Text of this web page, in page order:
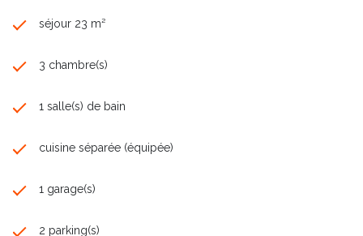
séjour 23 m²
3 chambre(s)
1 salle(s) de bain
cuisine séparée (équipée)
1 garage(s)
2 parking(s)